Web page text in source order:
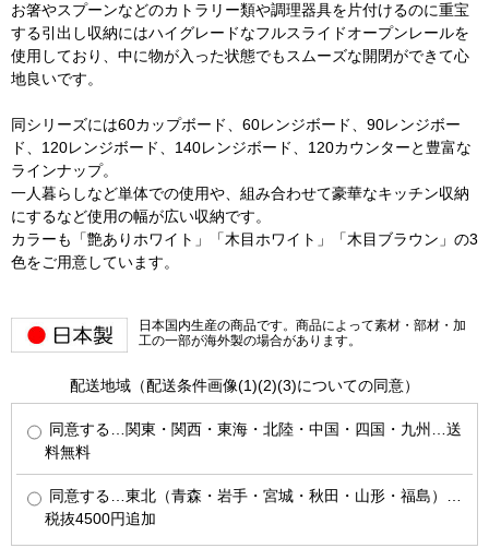
お箸やスプーンなどのカトラリー類や調理器具を片付けるのに重宝
する引出し収納にはハイグレードなフルスライドオープンレールを
使用しており、中に物が入った状態でもスムーズな開閉ができて心
地良いです。
同シリーズには60カップボード、60レンジボード、90レンジボー
ド、120レンジボード、140レンジボード、120カウンターと豊富な
ラインナップ。
一人暮らしなど単体での使用や、組み合わせて豪華なキッチン収納
にするなど使用の幅が広い収納です。
カラーも「艶ありホワイト」「木目ホワイト」「木目ブラウン」の3
色をご用意しています。
日本国内生産の商品です。商品によって素材・部材・加
工の一部が海外製の場合があります。
配送地域（配送条件画像(1)(2)(3)についての同意）
同意する…関東・関西・東海・北陸・中国・四国・九州…送
料無料
同意する…東北（青森・岩手・宮城・秋田・山形・福島）…
税抜4500円追加